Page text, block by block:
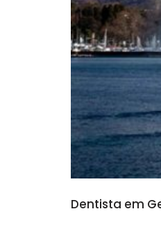
Dentista em